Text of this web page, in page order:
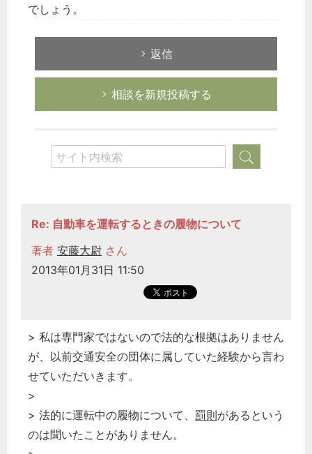
でしょう。
返信
相談を新規投稿する
Re: 自動車を運転するときの履物について
著者 安藤大尉 さん
2013年01月31日 11:50
> 私は専門家ではないので法的な根拠はありません
が、以前交通安全の団体に属していた経験から言わ
せていただいきます。
>
> 法的に運転中の履物について、 罰則があるという
のは聞いたことがありません。